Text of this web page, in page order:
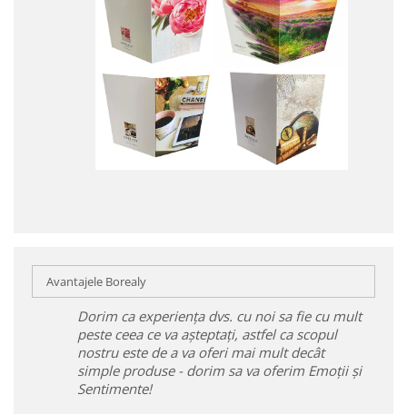
Avantajele Borealy
Dorim ca experiența dvs. cu noi sa fie cu mult
peste ceea ce va așteptați, astfel ca scopul
nostru este de a va oferi mai mult decât
simple produse - dorim sa va oferim Emoții și
Sentimente!